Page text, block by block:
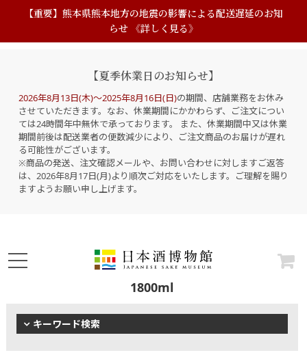
【重要】熊本県熊本地方の地震の影響による配送遅延のお知
らせ 《詳しく見る》
【夏季休業日のお知らせ】
2026年8月13日(木)～2025年8月16日(日)の期間、店舗業務をお休み
させていただきます。なお、休業期間にかかわらず、ご注文につい
ては24時間年中無休で承っております。 また、休業期間中又は休業
期間前後は配送業者の便数減少により、ご注文商品のお届けが遅れ
る可能性がございます。
※商品の発送、注文確認メールや、お問い合わせに対しますご返答
は、2026年8月17日(月)より順次ご対応をいたします。ご理解を賜り
ますようお願い申し上げます。
1800ml
キーワード検索